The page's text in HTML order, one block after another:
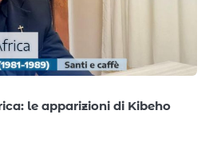
le apparizioni di Kibeho